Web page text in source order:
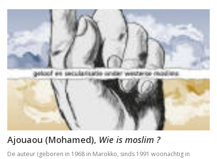
De Bijbel voor ongelovigen
De bijbel voor ongelovigen
Helden. 150 epigrammen uit de Anthologia Graeca
Une bible / Een bijbel
De seculiere samenleving. Over religie,
Het labyrinth van de verlorenen. Het Westen en zijn
‘Hier stehe ich, es war ganz anders’
Ajouaou (Mohamed), Wie is moslim ?
De auteur (geboren in 1968 in Marokko, sinds 1991 woonachtig in